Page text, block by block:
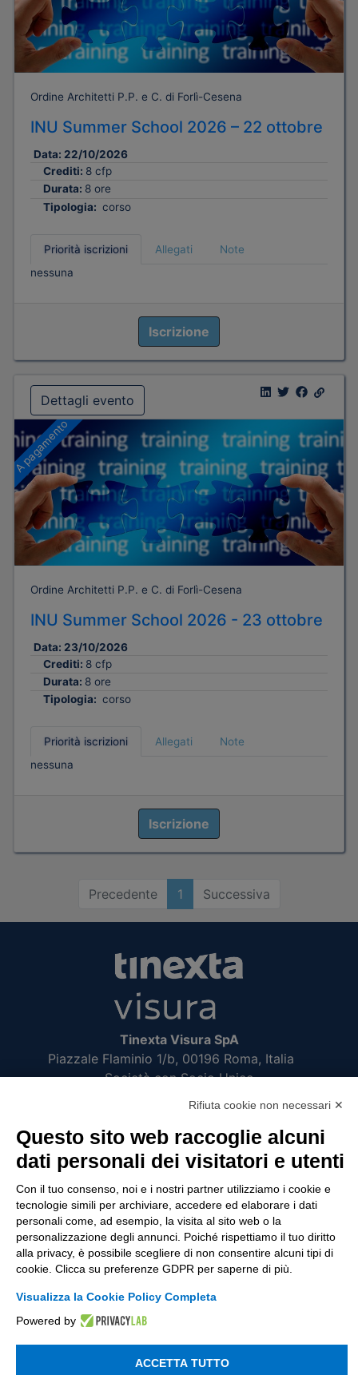
Ordine Architetti P.P. e C. di Forlì-Cesena
INU Summer School 2026 – 22 ottobre
Data: 22/10/2026
Crediti: 8 cfp
Durata: 8 ore
Tipologia: corso
Priorità iscrizioni Allegati
Note
nessuna
Iscrizione
Dettagli evento
A pagamento
Ordine Architetti P.P. e C. di Forlì-Cesena
INU Summer School 2026 - 23 ottobre
Data: 23/10/2026
Crediti: 8 cfp
Durata: 8 ore
Tipologia: corso
Priorità iscrizioni Allegati
Note
nessuna
Iscrizione
Precedente 1 Successiva
Tinexta Visura SpA
Piazzale Flaminio 1/b, 00196 Roma, Italia
Società con Socio Unico
Società soggetta alla direzione e coordinamento
P.IVA 05338771008 REA n. 877679
UTILITÀ
Recupero Password
Verifica attestato di presenza
POLICIES AND TERMS
Informativa cookie
© 2003 - 2026 Tinexta Visura S.p.A.
Rifiuta cookie non necessari ✕
Questo sito web raccoglie alcuni
dati personali dei visitatori e utenti
Con il tuo consenso, noi e i nostri partner utilizziamo i cookie e
tecnologie simili per archiviare, accedere ed elaborare i dati
personali come, ad esempio, la visita al sito web o la
personalizzazione degli annunci. Poiché rispettiamo il tuo diritto
alla privacy, è possibile scegliere di non consentire alcuni tipi di
cookie. Clicca su preferenze GDPR per saperne di più.
Visualizza la Cookie Policy Completa
Powered by
ACCETTA TUTTO